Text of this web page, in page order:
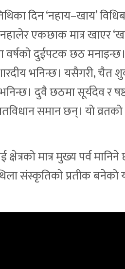
दिन ‘नहाय–खाय’
एकछाक मात्र खाएर
वर्षको दुईपटक छठ
भनिन्छ। यसैगरी, चैत
दुवै छठमा सूर्यदेव र
समान छन्। यो व्रतको
मात्र मुख्य पर्व
संस्कृतिको प्रतीक बनेको